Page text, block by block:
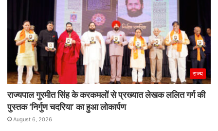
राज्य
राज्यपाल गुरमीत सिंह के करकमलों से प्रख्यात लेखक ललित गर्ग की
पुस्तक ‘निर्गुण चदरिया’ का हुआ लोकार्पण
August 6, 2026